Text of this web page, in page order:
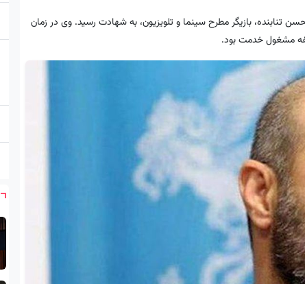
تنابنده، بازیگر مطرح سینما و تلویزیون، به شهادت رسید. وی در زمان
مشغول خدمت بود.